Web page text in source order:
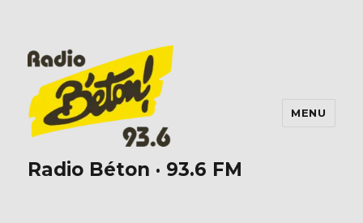
Radio Béton · 93.6 FM
MENU